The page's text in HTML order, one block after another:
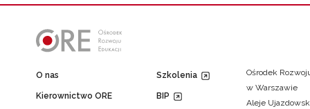
O nas
Kierownictwo ORE
Szkolenia
BIP
Ośrodek
w Warszawie
Aleje